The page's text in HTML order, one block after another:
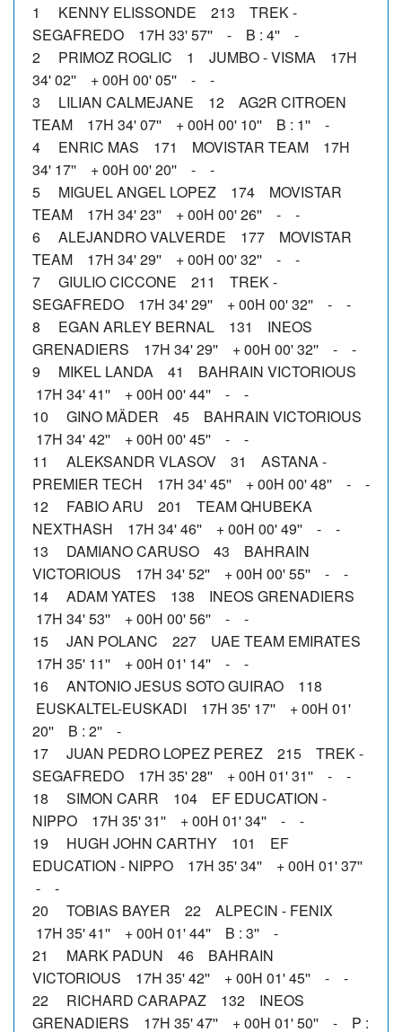
1 KENNY ELISSONDE 213 TREK -
SEGAFREDO 17H 33' 57'' - B : 4'' -
2 PRIMOZ ROGLIC 1 JUMBO - VISMA 17H
34' 02'' + 00H 00' 05'' - -
3 LILIAN CALMEJANE 12 AG2R CITROEN
TEAM 17H 34' 07'' + 00H 00' 10'' B : 1'' -
4 ENRIC MAS 171 MOVISTAR TEAM 17H
34' 17'' + 00H 00' 20'' - -
5 MIGUEL ANGEL LOPEZ 174 MOVISTAR
TEAM 17H 34' 23'' + 00H 00' 26'' - -
6 ALEJANDRO VALVERDE 177 MOVISTAR
TEAM 17H 34' 29'' + 00H 00' 32'' - -
7 GIULIO CICCONE 211 TREK -
SEGAFREDO 17H 34' 29'' + 00H 00' 32'' - -
8 EGAN ARLEY BERNAL 131 INEOS
GRENADIERS 17H 34' 29'' + 00H 00' 32'' - -
9 MIKEL LANDA 41 BAHRAIN VICTORIOUS
17H 34' 41'' + 00H 00' 44'' - -
10 GINO MÄDER 45 BAHRAIN VICTORIOUS
17H 34' 42'' + 00H 00' 45'' - -
11 ALEKSANDR VLASOV 31 ASTANA -
PREMIER TECH 17H 34' 45'' + 00H 00' 48'' - -
12 FABIO ARU 201 TEAM QHUBEKA
NEXTHASH 17H 34' 46'' + 00H 00' 49'' - -
13 DAMIANO CARUSO 43 BAHRAIN
VICTORIOUS 17H 34' 52'' + 00H 00' 55'' - -
14 ADAM YATES 138 INEOS GRENADIERS
17H 34' 53'' + 00H 00' 56'' - -
15 JAN POLANC 227 UAE TEAM EMIRATES
17H 35' 11'' + 00H 01' 14'' - -
16 ANTONIO JESUS SOTO GUIRAO 118
EUSKALTEL-EUSKADI 17H 35' 17'' + 00H 01'
20'' B : 2'' -
17 JUAN PEDRO LOPEZ PEREZ 215 TREK -
SEGAFREDO 17H 35' 28'' + 00H 01' 31'' - -
18 SIMON CARR 104 EF EDUCATION -
NIPPO 17H 35' 31'' + 00H 01' 34'' - -
19 HUGH JOHN CARTHY 101 EF
EDUCATION - NIPPO 17H 35' 34'' + 00H 01' 37''
- -
20 TOBIAS BAYER 22 ALPECIN - FENIX
17H 35' 41'' + 00H 01' 44'' B : 3'' -
21 MARK PADUN 46 BAHRAIN
VICTORIOUS 17H 35' 42'' + 00H 01' 45'' - -
22 RICHARD CARAPAZ 132 INEOS
GRENADIERS 17H 35' 47'' + 00H 01' 50'' - P :